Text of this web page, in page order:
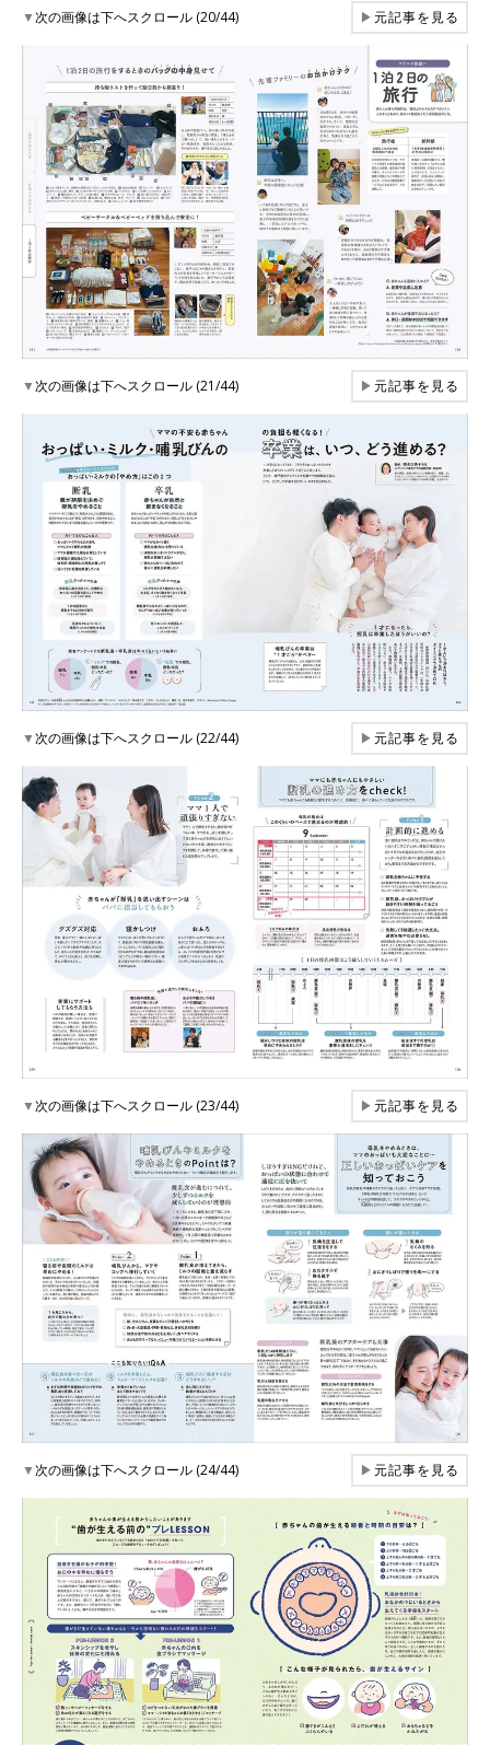
▼次の画像は下へスクロール (20/44) ▶元記事を見る
▼次の画像は下へスクロール (21/44) ▶元記事を見る
▼次の画像は下へスクロール (22/44) ▶元記事を見る
▼次の画像は下へスクロール (23/44) ▶元記事を見る
▼次の画像は下へスクロール (24/44) ▶元記事を見る